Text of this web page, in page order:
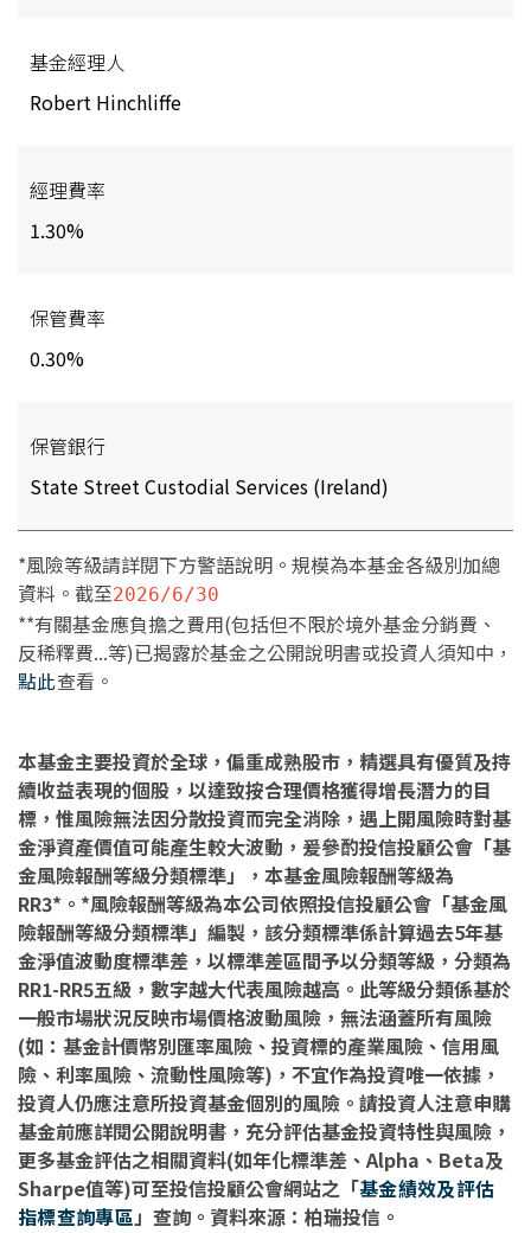
基金經理人
Robert Hinchliffe
經理費率
1.30%
保管費率
0.30%
保管銀行
State Street Custodial Services (Ireland)
*風險等級請詳閱下方警語說明。規模為本基金各級別加總
資料。截至2026/6/30
**有關基金應負擔之費用(包括但不限於境外基金分銷費、
反稀釋費...等)已揭露於基金之公開說明書或投資人須知中，
點此查看。
本基金主要投資於全球，偏重成熟股市，精選具有優質及持
續收益表現的個股，以達致按合理價格獲得增長潛力的目
標，惟風險無法因分散投資而完全消除，遇上開風險時對基
金淨資產價值可能產生較大波動，爰參酌投信投顧公會「基
金風險報酬等級分類標準」，本基金風險報酬等級為
RR3*。*風險報酬等級為本公司依照投信投顧公會「基金風
險報酬等級分類標準」編製，該分類標準係計算過去5年基
金淨值波動度標準差，以標準差區間予以分類等級，分類為
RR1-RR5五級，數字越大代表風險越高。此等級分類係基於
一般市場狀況反映市場價格波動風險，無法涵蓋所有風險
(如：基金計價幣別匯率風險、投資標的產業風險、信用風
險、利率風險、流動性風險等)，不宜作為投資唯一依據，
投資人仍應注意所投資基金個別的風險。請投資人注意申購
基金前應詳閱公開說明書，充分評估基金投資特性與風險，
更多基金評估之相關資料(如年化標準差、Alpha、Beta及
Sharpe值等)可至投信投顧公會網站之「基金績效及評估
指標查詢專區」查詢。資料來源：柏瑞投信。